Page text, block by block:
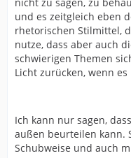
und es zeitgleich eben
rhetorischen Stilmittel,
nutze, dass aber auch
schwierigen Themen
Licht zurücken, wenn
Ich kann nur sagen,
außen beurteilen kann.
Schubweise und auch